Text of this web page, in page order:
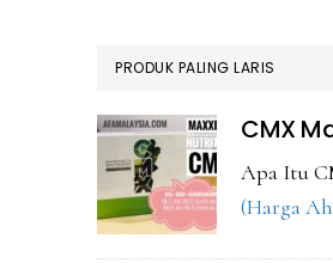
PRODUK PALING LARIS
CMX
Apa Itu
(Harga